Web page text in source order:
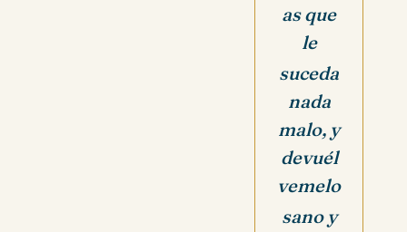
as que
le
suceda
nada
malo, y
devuél
vemelo
sano y